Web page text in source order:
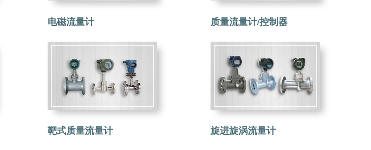
电磁流量计 质量流量计/控制器
靶式质量流量计 旋进旋涡流量计